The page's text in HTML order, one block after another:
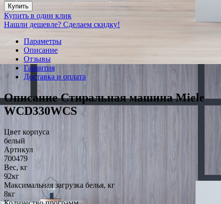
Купить
Купить в один клик
Нашли дешевле? Сделаем скидку!
Параметры
Описание
Отзывы
Гарантия
Доставка и оплата
Описание Стиральная машина Miele
WCD330WCS
Цвет корпуса
белый
Артикул
700479
Вес, кг
92кг
Максимальная загрузка белья, кг
8кг